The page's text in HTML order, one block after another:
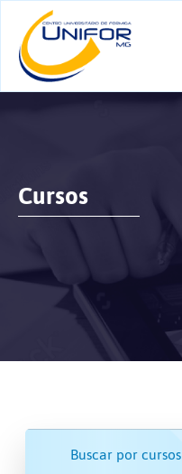
Cursos
Buscar por cursos